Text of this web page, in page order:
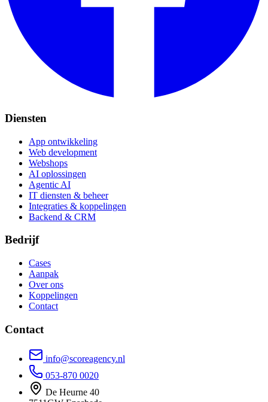
Diensten
App ontwikkeling
Web development
Webshops
AI oplossingen
Agentic AI
IT diensten & beheer
Integraties & koppelingen
Backend & CRM
Bedrijf
Cases
Aanpak
Over ons
Koppelingen
Contact
Contact
info@scoreagency.nl
053-870 0020
De Heurne 40